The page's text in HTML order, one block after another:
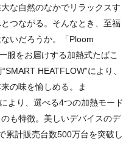
な自然のなかでリラックスす
つながる。そんなとき、至福
いだろうか。「Ploom
服をお届けする加熱式たばこ
HEATFLOW”により、
の味を愉しめる。ま
より、選べる4つの加熱モード
も特徴。美しいデバイスのデ
累計販売台数500万台を突破し